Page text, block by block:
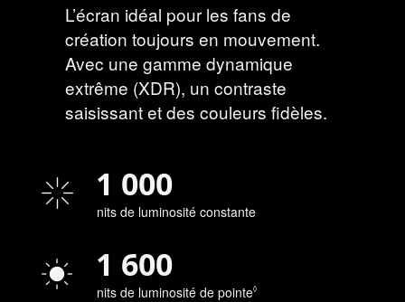
L’écran idéal pour les fans de
création toujours en mouvement.
Avec une gamme dynamique
extrême (XDR), un contraste
saisissant et des couleurs fidèles.
1 000
nits de luminosité constante
1 600
nits de luminosité de pointe◊Renvoi